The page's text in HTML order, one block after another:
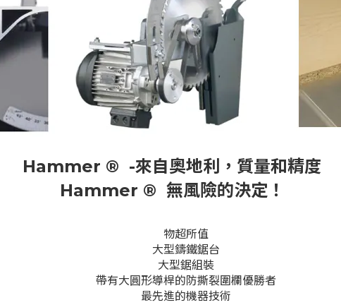
Hammer ® -來自奧地利，質量和精度
Hammer ® 無風險的決定！
物超所值
大型鑄鐵鋸台
大型鋸組裝
帶有大圓形導桿的防撕裂圍欄優勝者
最先進的機器技術